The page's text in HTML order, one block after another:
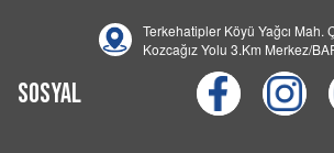
Terkehatipler Köyü Yağcı Mah.
Kozcağız Yolu 3.Km Merkez/
Sosyal